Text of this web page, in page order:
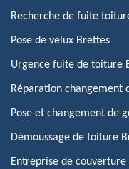
Recherche de fuite
Pose de velux Brettes
Urgence fuite de toiture
Réparation changement
Pose et changement de
Démoussage de toiture
Entreprise de couverture